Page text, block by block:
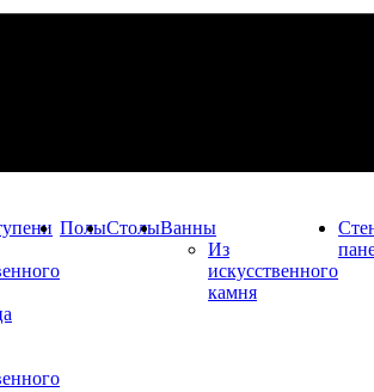
ПолыСтолыВанны
Из
искусственного
камня